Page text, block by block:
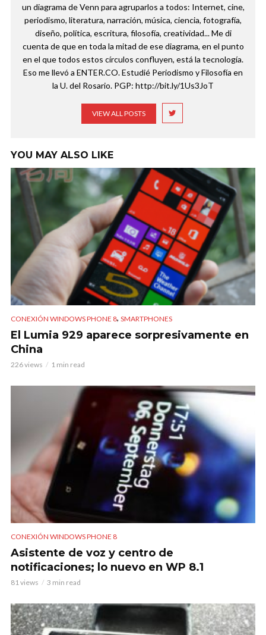
un diagrama de Venn para agruparlos a todos: Internet, cine,
periodismo, literatura, narración, música, ciencia, fotografía,
diseño, política, escritura, filosofía, creatividad... Me di
cuenta de que en toda la mitad de ese diagrama, en el punto
en el que todos estos círculos confluyen, está la tecnología.
Eso me llevó a ENTER.CO. Estudié Periodismo y Filosofía en
la U. del Rosario. PGP: http://bit.ly/1Us3JoT
VIEW ALL POSTS
YOU MAY ALSO LIKE
CONEXIÓN WINDOWS PHONE 8, SMARTPHONES
El Lumia 929 aparece sorpresivamente en
China
226 views 1 min read
CONEXIÓN WINDOWS PHONE 8
Asistente de voz y centro de
notificaciones; lo nuevo en WP 8.1
81 views 3 min read